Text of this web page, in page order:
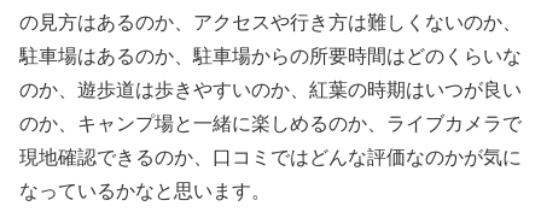
の見方はあるのか、アクセスや行き方は難しくないのか、
駐車場はあるのか、駐車場からの所要時間はどのくらいな
のか、遊歩道は歩きやすいのか、紅葉の時期はいつが良い
のか、キャンプ場と一緒に楽しめるのか、ライブカメラで
現地確認できるのか、口コミではどんな評価なのかが気に
なっているかなと思います。